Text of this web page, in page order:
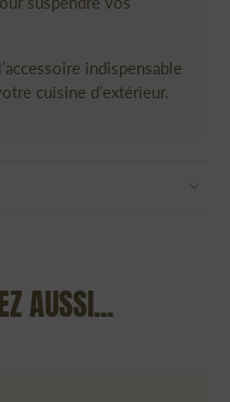
indispensable
cuisine d’extérieur.
AUSSI...